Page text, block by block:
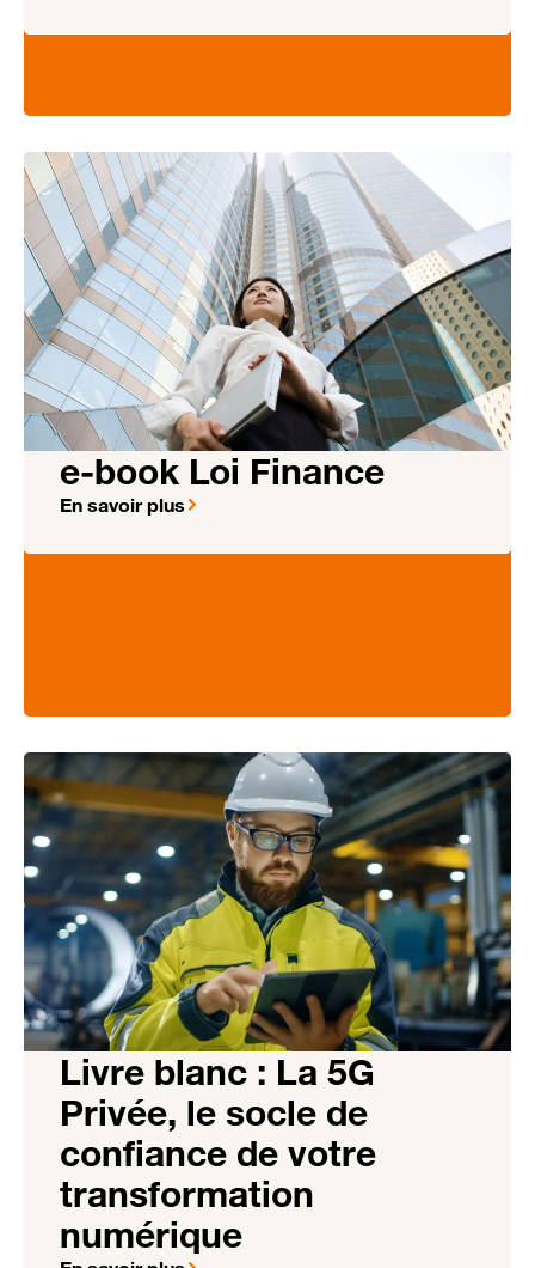
e-book Loi Finance
En savoir plus
Livre blanc : La 5G
Privée, le socle de
confiance de votre
transformation
numérique